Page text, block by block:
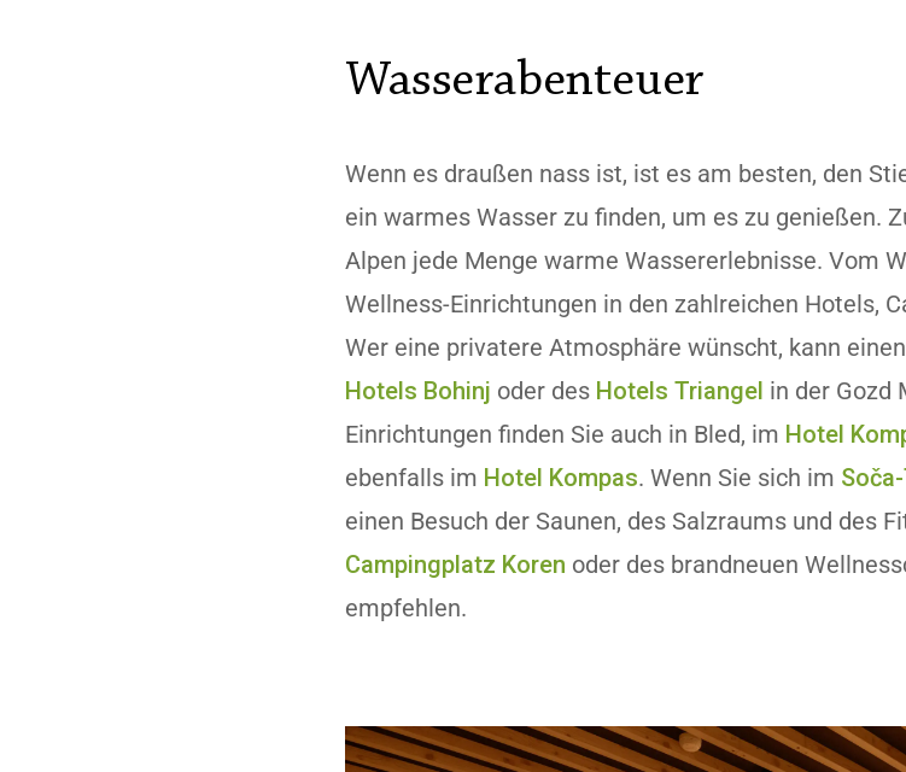
Wasserabenteuer
Wenn es draußen nass ist, ist es am besten, den
ein warmes Wasser zu finden, um es zu genießen.
Alpen jede Menge warme Wassererlebnisse. Vom
Wellness-Einrichtungen in den zahlreichen Hotels,
Wer eine privatere Atmosphäre wünscht, kann
Hotels Bohinj oder des Hotels Triangel in der Gozd
Einrichtungen finden Sie auch in Bled, im Hotel
ebenfalls im Hotel Kompas. Wenn Sie sich im
einen Besuch der Saunen, des Salzraums und des
Campingplatz Koren oder des brandneuen
empfehlen.